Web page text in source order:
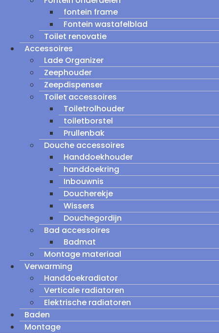
fontein frame
Fontein wastafelblad
Toilet renovatie
Accessoires
Lade Organizer
Zeephouder
Zeepdispenser
Toilet accessoires
Toiletrolhouder
toiletborstel
Prullenbak
Douche accessoires
Handdoekhouder
handdoekring
Inbouwnis
Doucherekje
Wissers
Douchegordijn
Bad accessoires
Badmat
Montage materiaal
Verwarming
Handdoekradiator
Verticale radiatoren
Elektrische radiatoren
Baden
Montage